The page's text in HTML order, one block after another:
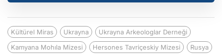
Kültürel Miras Ukrayna
Ukrayna Arkeologlar Derneği
Kamyana Mohıla Mizesi
Hersones Tavriçeskiy Mizesi Rusya